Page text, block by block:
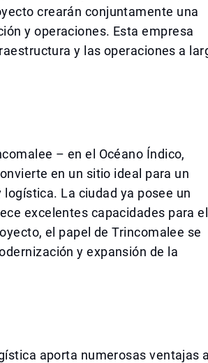
crearán conjuntamente una
y operaciones. Esta empresa
y las operaciones a
– en el Océano Índico,
en un sitio ideal para un
La ciudad ya posee un
excelentes capacidades para el
el papel de Trincomalee se
y expansión de la
aporta numerosas ventajas a